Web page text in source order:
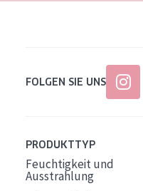
FOLGEN SIE UNS
PRODUKTTYP
Feuchtigkeit und
Ausstrahlung